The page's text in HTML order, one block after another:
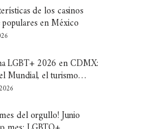
de los casinos
en México
LGBT+ 2026 en CDMX:
Mundial, el turismo…
del orgullo! Junio